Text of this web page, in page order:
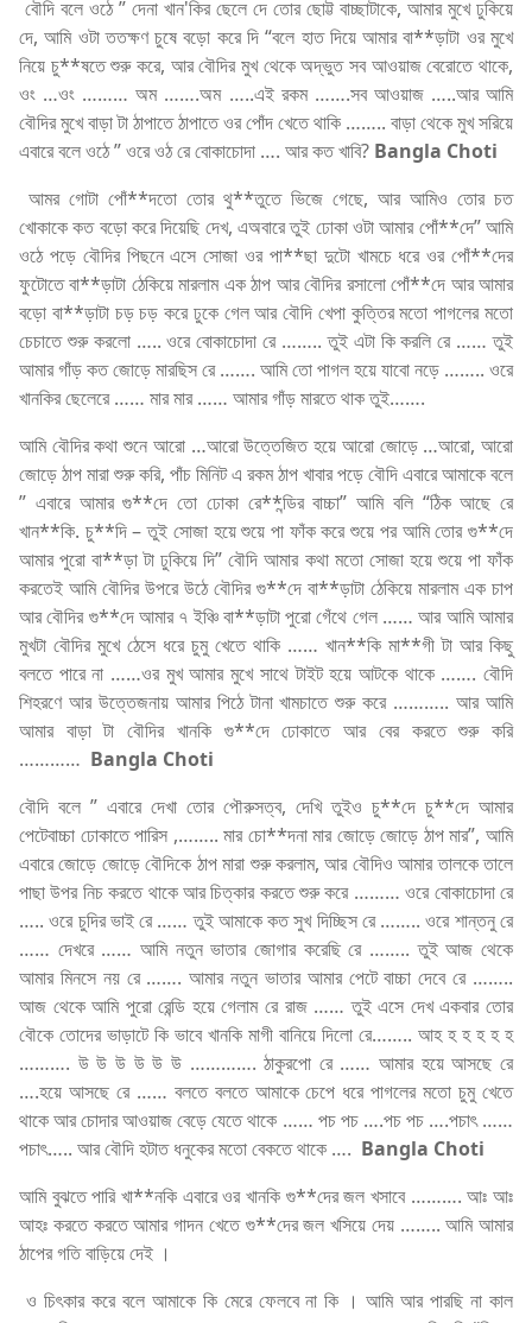
বৌদি বলে ওঠে ” দেনা খান'কির ছেলে দে তোর ছোট্ট বাচ্ছাটাকে, আমার মুখে ঢুকিয়ে
দে, আমি ওটা ততক্ষণ চুষে বড়ো করে দি “বলে হাত দিয়ে আমার বা**ড়াটা ওর মুখে
নিয়ে চু**ষতে শুরু করে, আর বৌদির মুখ থেকে অদ্ভুত সব আওয়াজ বেরোতে থাকে,
ওং …ওং ……… অম …….অম …..এই রকম …….সব আওয়াজ …..আর আমি
বৌদির মুখে বাড়া টা ঠাপাতে ঠাপাতে ওর পোঁদ খেতে থাকি …….. বাড়া থেকে মুখ সরিয়ে
এবারে বলে ওঠে ” ওরে ওঠ রে বোকাচোদা …. আর কত খাবি? Bangla Choti
আমর গোটা পোঁ**দতো তোর থু**তুতে ভিজে গেছে, আর আমিও তোর চত
খোকাকে কত বড়ো করে দিয়েছি দেখ, এঅবারে তুই ঢোকা ওটা আমার পোঁ**দে” আমি
ওঠে পড়ে বৌদির পিছনে এসে সোজা ওর পা**ছা দুটো খামচে ধরে ওর পোঁ**দের
ফুটোতে বা**ড়াটা ঠেকিয়ে মারলাম এক ঠাপ আর বৌদির রসালো পোঁ**দে আর আমার
বড়ো বা**ড়াটা চড় চড় করে ঢুকে গেল আর বৌদি খেপা কুত্তির মতো পাগলের মতো
চেচাতে শুরু করলো ….. ওরে বোকাচোদা রে …….. তুই এটা কি করলি রে …… তুই
আমার গাঁড় কত জোড়ে মারছিস রে ……. আমি তো পাগল হয়ে যাবো নড়ে …….. ওরে
খানকির ছেলেরে …… মার মার …… আমার গাঁড় মারতে থাক তুই…….
আমি বৌদির কথা শুনে আরো …আরো উত্তেজিত হয়ে আরো জোড়ে …আরো, আরো
জোড়ে ঠাপ মারা শুরু করি, পাঁচ মিনিট এ রকম ঠাপ খাবার পড়ে বৌদি এবারে আমাকে বলে
” এবারে আমার গু**দে তো ঢোকা রে**ন্ডির বাচ্চা” আমি বলি “ঠিক আছে রে
খান**কি. চু**দি – তুই সোজা হয়ে শুয়ে পা ফাঁক করে শুয়ে পর আমি তোর গু**দে
আমার পুরো বা**ড়া টা ঢুকিয়ে দি” বৌদি আমার কথা মতো সোজা হয়ে শুয়ে পা ফাঁক
করতেই আমি বৌদির উপরে উঠে বৌদির গু**দে বা**ড়াটা ঠেকিয়ে মারলাম এক চাপ
আর বৌদির গু**দে আমার ৭ ইঞ্চি বা**ড়াটা পুরো গেঁথে গেল …… আর আমি আমার
মুখটা বৌদির মুখে ঠেসে ধরে চুমু খেতে থাকি …… খান**কি মা**গী টা আর কিছু
বলতে পারে না ……ওর মুখ আমার মুখে সাথে টাইট হয়ে আটকে থাকে ……. বৌদি
শিহরণে আর উত্তেজনায় আমার পিঠে টানা খামচাতে শুরু করে ……….. আর আমি
আমার বাড়া টা বৌদির খানকি গু**দে ঢোকাতে আর বের করতে শুরু করি
………… Bangla Choti
বৌদি বলে ” এবারে দেখা তোর পৌরুসত্ব, দেখি তুইও চু**দে চু**দে আমার
পেটেবাচ্চা ঢোকাতে পারিস ,…….. মার চো**দনা মার জোড়ে জোড়ে ঠাপ মার”, আমি
এবারে জোড়ে জোড়ে বৌদিকে ঠাপ মারা শুরু করলাম, আর বৌদিও আমার তালকে তালে
পাছা উপর নিচ করতে থাকে আর চিত্কার করতে শুরু করে ……… ওরে বোকাচোদা রে
….. ওরে চুদির ভাই রে …… তুই আমাকে কত সুখ দিচ্ছিস রে …….. ওরে শান্তনু রে
…… দেখরে …… আমি নতুন ভাতার জোগার করেছি রে …….. তুই আজ থেকে
আমার মিনসে নয় রে ……. আমার নতুন ভাতার আমার পেটে বাচ্চা দেবে রে ……..
আজ থেকে আমি পুরো রেন্ডি হয়ে গেলাম রে রাজ …… তুই এসে দেখ একবার তোর
বৌকে তোদের ভাড়াটে কি ভাবে খানকি মাগী বানিয়ে দিলো রে…….. আহ হ হ হ হ হ
………. উ উ উ উ উ উ …………. ঠাকুরপো রে …… আমার হয়ে আসছে রে
….হয়ে আসছে রে …… বলতে বলতে আমাকে চেপে ধরে পাগলের মতো চুমু খেতে
থাকে আর চোদার আওয়াজ বেড়ে যেতে থাকে …… পচ পচ ….পচ পচ ….পচাৎ ……
পচাৎ….. আর বৌদি হটাত ধনুকের মতো বেকতে থাকে …. Bangla Choti
আমি বুঝতে পারি খা**নকি এবারে ওর খানকি গু**দের জল খসাবে ………. আঃ আঃ
আহঃ করতে করতে আমার গাদন খেতে গু**দের জল খসিয়ে দেয় …….. আমি আমার
ঠাপের গতি বাড়িয়ে দেই ।
ও চিৎকার করে বলে আমাকে কি মেরে ফেলবে না কি । আমি আর পারছি না কাল